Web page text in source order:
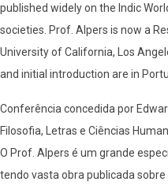
published widely on the Indic
societies. Prof. Alpers is now a
University of California, Los
and initial introduction are in
Conferência concedida por
Filosofia, Letras e Ciências
O Prof. Alpers é um grande
tendo vasta obra publicada